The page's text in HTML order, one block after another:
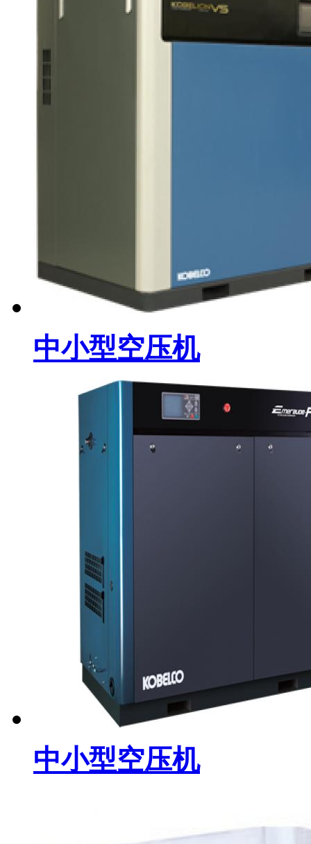
中小型空压机
中小型空压机